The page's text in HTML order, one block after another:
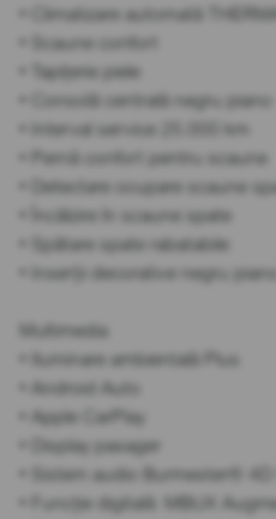
• Climatizare automată
• Scaune confort
• Tapițerie piele
• Consolă centrală negru piano
• Interval service 25.000 km
• Pernă confort pentru scaune
• Detectare ocupare scaune
• Încălzire în scaune spate
• Spătare spate rabatabile
• Inserții decorative negru piano
Multimedia
• Iluminare ambientală Plus
• Android Auto
• Apple CarPlay
• Display pasager
• Sistem audio Burmester®
• Funcție digitală: MBUX